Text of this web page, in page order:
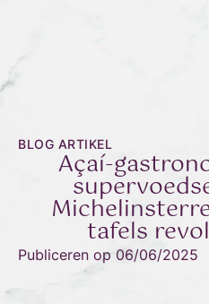
BLOG ARTIKEL
Açaí-
tafels
Publiceren op 06/06/2025